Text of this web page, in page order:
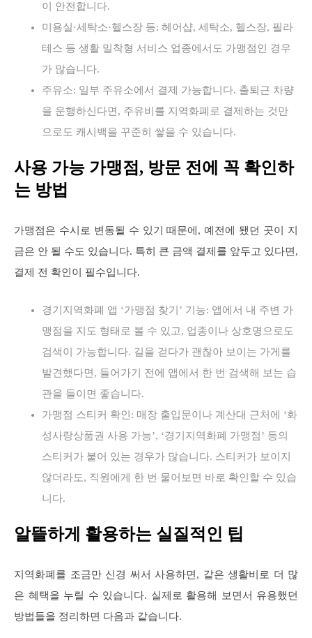
이 안전합니다.
미용실·세탁소·헬스장 등: 헤어샵, 세탁소, 헬스장, 필라
테스 등 생활 밀착형 서비스 업종에서도 가맹점인 경우
가 많습니다.
주유소: 일부 주유소에서 결제 가능합니다. 출퇴근 차량
을 운행하신다면, 주유비를 지역화폐로 결제하는 것만
으로도 캐시백을 꾸준히 쌓을 수 있습니다.
사용 가능 가맹점, 방문 전에 꼭 확인하
는 방법
가맹점은 수시로 변동될 수 있기 때문에, 예전에 됐던 곳이 지
금은 안 될 수도 있습니다. 특히 큰 금액 결제를 앞두고 있다면,
결제 전 확인이 필수입니다.
경기지역화폐 앱 ‘가맹점 찾기’ 기능: 앱에서 내 주변 가
맹점을 지도 형태로 볼 수 있고, 업종이나 상호명으로도
검색이 가능합니다. 길을 걷다가 괜찮아 보이는 가게를
발견했다면, 들어가기 전에 앱에서 한 번 검색해 보는 습
관을 들이면 좋습니다.
가맹점 스티커 확인: 매장 출입문이나 계산대 근처에 ‘화
성사랑상품권 사용 가능’, ‘경기지역화폐 가맹점’ 등의
스티커가 붙어 있는 경우가 많습니다. 스티커가 보이지
않더라도, 직원에게 한 번 물어보면 바로 확인할 수 있습
니다.
알뜰하게 활용하는 실질적인 팁
지역화폐를 조금만 신경 써서 사용하면, 같은 생활비로 더 많
은 혜택을 누릴 수 있습니다. 실제로 활용해 보면서 유용했던
방법들을 정리하면 다음과 같습니다.